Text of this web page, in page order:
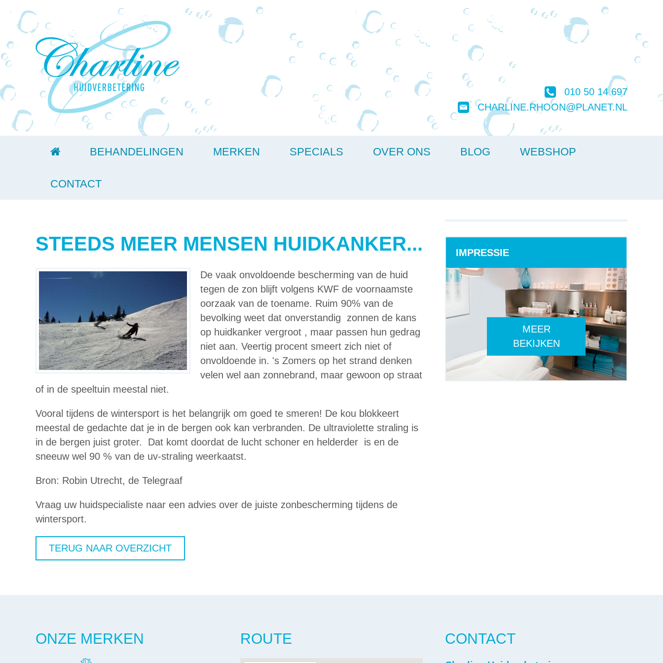
010 50 14 697
CHARLINE.RHOON@PLANET.NL
BEHANDELINGEN MERKEN SPECIALS OVER ONS BLOG WEBSHOP
CONTACT
STEEDS MEER MENSEN HUIDKANKER...
De vaak onvoldoende bescherming van de huid
tegen de zon blijft volgens KWF de voornaamste
oorzaak van de toename. Ruim 90% van de
bevolking weet dat onverstandig zonnen de kans
op huidkanker vergroot , maar passen hun gedrag
niet aan. Veertig procent smeert zich niet of
onvoldoende in. 's Zomers op het strand denken
velen wel aan zonnebrand, maar gewoon op straat
of in de speeltuin meestal niet.
Vooral tijdens de wintersport is het belangrijk om goed te smeren! De kou blokkeert
meestal de gedachte dat je in de bergen ook kan verbranden. De ultraviolette straling is
in de bergen juist groter. Dat komt doordat de lucht schoner en helderder is en de
sneeuw wel 90 % van de uv-straling weerkaatst.
Bron: Robin Utrecht, de Telegraaf
Vraag uw huidspecialiste naar een advies over de juiste zonbescherming tijdens de
wintersport.
TERUG NAAR OVERZICHT
IMPRESSIE
MEER
BEKIJKEN
ONZE MERKEN ROUTE CONTACT